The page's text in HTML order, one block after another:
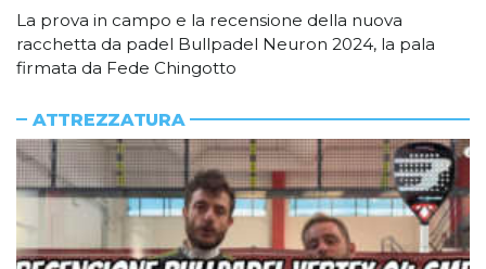
La prova in campo e la recensione della nuova
racchetta da padel Bullpadel Neuron 2024, la pala
firmata da Fede Chingotto
ATTREZZATURA